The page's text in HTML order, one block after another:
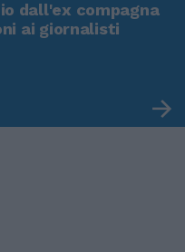
dall'ex compagna
ai giornalisti